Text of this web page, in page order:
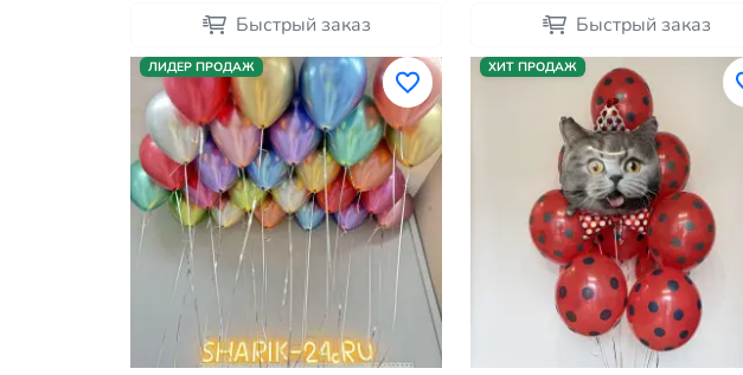
Быстрый заказ Быстрый заказ
ЛИДЕР ПРОДАЖ ХИТ ПРОДАЖ